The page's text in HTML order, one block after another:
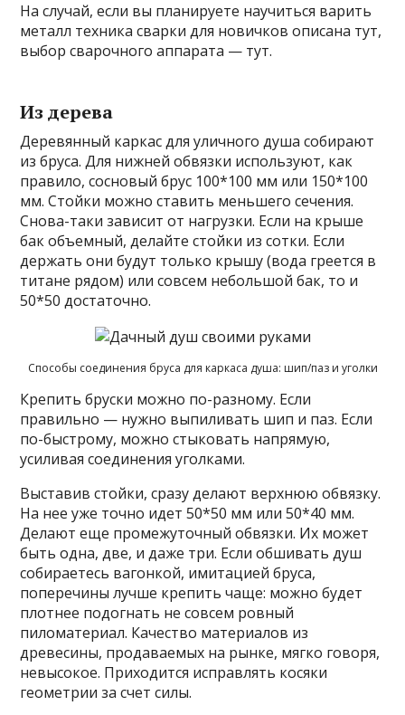
На случай, если вы планируете научиться варить
металл техника сварки для новичков описана тут,
выбор сварочного аппарата — тут.
Из дерева
Деревянный каркас для уличного душа собирают
из бруса. Для нижней обвязки используют, как
правило, сосновый брус 100*100 мм или 150*100
мм. Стойки можно ставить меньшего сечения.
Снова-таки зависит от нагрузки. Если на крыше
бак объемный, делайте стойки из сотки. Если
держать они будут только крышу (вода греется в
титане рядом) или совсем небольшой бак, то и
50*50 достаточно.
Способы соединения бруса для каркаса душа: шип/паз и уголки
Крепить бруски можно по-разному. Если
правильно — нужно выпиливать шип и паз. Если
по-быстрому, можно стыковать напрямую,
усиливая соединения уголками.
Выставив стойки, сразу делают верхнюю обвязку.
На нее уже точно идет 50*50 мм или 50*40 мм.
Делают еще промежуточный обвязки. Их может
быть одна, две, и даже три. Если обшивать душ
собираетесь вагонкой, имитацией бруса,
поперечины лучше крепить чаще: можно будет
плотнее подогнать не совсем ровный
пиломатериал. Качество материалов из
древесины, продаваемых на рынке, мягко говоря,
невысокое. Приходится исправлять косяки
геометрии за счет силы.